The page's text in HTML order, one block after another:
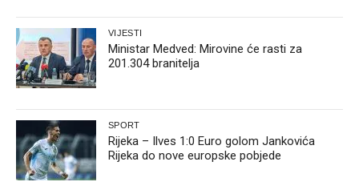
VIJESTI
Ministar Medved: Mirovine će rasti za
201.304 branitelja
SPORT
Rijeka – Ilves 1:0 Euro golom Jankovića
Rijeka do nove europske pobjede